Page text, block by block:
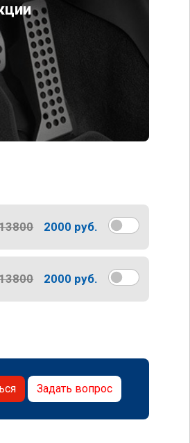
2000 руб.
2000 руб.
Задать вопрос